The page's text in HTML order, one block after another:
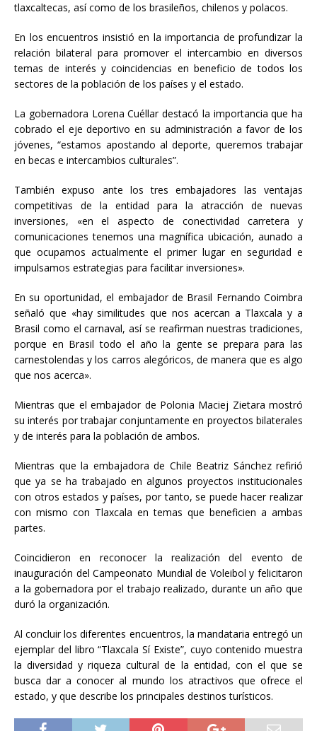
tlaxcaltecas, así como de los brasileños, chilenos y polacos.
En los encuentros insistió en la importancia de profundizar la
relación bilateral para promover el intercambio en diversos
temas de interés y coincidencias en beneficio de todos los
sectores de la población de los países y el estado.
La gobernadora Lorena Cuéllar destacó la importancia que ha
cobrado el eje deportivo en su administración a favor de los
jóvenes, “estamos apostando al deporte, queremos trabajar
en becas e intercambios culturales”.
También expuso ante los tres embajadores las ventajas
competitivas de la entidad para la atracción de nuevas
inversiones, «en el aspecto de conectividad carretera y
comunicaciones tenemos una magnífica ubicación, aunado a
que ocupamos actualmente el primer lugar en seguridad e
impulsamos estrategias para facilitar inversiones».
En su oportunidad, el embajador de Brasil Fernando Coimbra
señaló que «hay similitudes que nos acercan a Tlaxcala y a
Brasil como el carnaval, así se reafirman nuestras tradiciones,
porque en Brasil todo el año la gente se prepara para las
carnestolendas y los carros alegóricos, de manera que es algo
que nos acerca».
Mientras que el embajador de Polonia Maciej Zietara mostró
su interés por trabajar conjuntamente en proyectos bilaterales
y de interés para la población de ambos.
Mientras que la embajadora de Chile Beatriz Sánchez refirió
que ya se ha trabajado en algunos proyectos institucionales
con otros estados y países, por tanto, se puede hacer realizar
con mismo con Tlaxcala en temas que beneficien a ambas
partes.
Coincidieron en reconocer la realización del evento de
inauguración del Campeonato Mundial de Voleibol y felicitaron
a la gobernadora por el trabajo realizado, durante un año que
duró la organización.
Al concluir los diferentes encuentros, la mandataria entregó un
ejemplar del libro “Tlaxcala Sí Existe”, cuyo contenido muestra
la diversidad y riqueza cultural de la entidad, con el que se
busca dar a conocer al mundo los atractivos que ofrece el
estado, y que describe los principales destinos turísticos.